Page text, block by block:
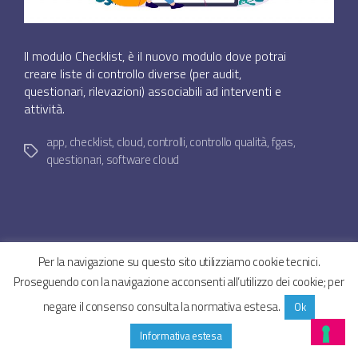
Il modulo Checklist, è il nuovo modulo dove potrai
creare liste di controllo diverse (per audit,
questionari, rilevazioni) associabili ad interventi e
attività.
Tag
app, checklist, cloud,controlli,controllo qualità,fgas,
questionari, software cloud
© 2026SYNCROGEST BLOG – Gestionale assistenza
tecnica in cloud
Privacy Policy Cookie Policy
↑
Per la navigazione su questo sito utilizziamo cookie tecnici.
Proseguendo con la navigazione acconsenti all’utilizzo dei cookie; per
negare il consenso consulta la normativa estesa.
Ok
Informativa estesa